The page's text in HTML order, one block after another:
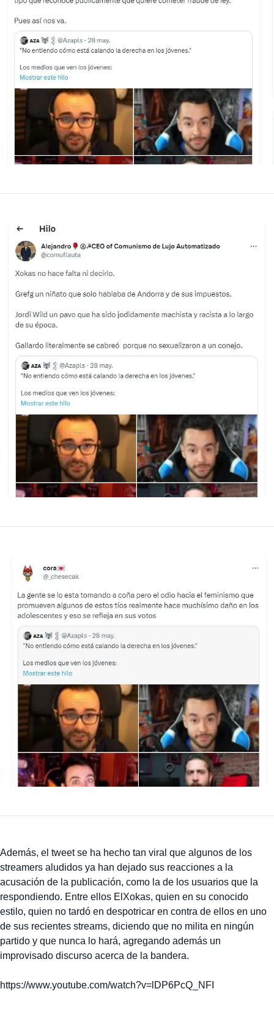
Además, el tweet se ha hecho tan viral que algunos de los
streamers aludidos ya han dejado sus reacciones a la
acusación de la publicación, como la de los usuarios que la
respondiendo. Entre ellos ElXokas, quien en su conocido
estilo, quien no tardó en despotricar en contra de ellos en uno
de sus recientes streams, diciendo que no milita en ningún
partido y que nunca lo hará, agregando además un
improvisado discurso acerca de la bandera.
https://www.youtube.com/watch?v=lDP6PcQ_NFI